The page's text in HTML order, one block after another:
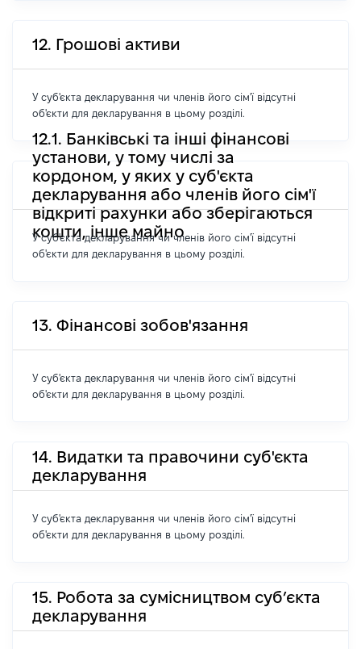
12. Грошові активи
У суб'єкта декларування чи членів його сім'ї відсутні
об'єкти для декларування в цьому розділі.
12.1. Банківські та інші фінансові
установи, у тому числі за
кордоном, у яких у суб'єкта
декларування або членів його сім'ї
відкриті рахунки або зберігаються
кошти, інше майно
У суб'єкта декларування чи членів його сім'ї відсутні
об'єкти для декларування в цьому розділі.
13. Фінансові зобов'язання
У суб'єкта декларування чи членів його сім'ї відсутні
об'єкти для декларування в цьому розділі.
14. Видатки та правочини суб'єкта
декларування
У суб'єкта декларування чи членів його сім'ї відсутні
об'єкти для декларування в цьому розділі.
15. Робота за сумісництвом суб’єкта
декларування